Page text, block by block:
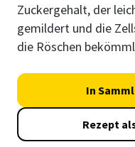
Zuckergehalt, der
gemildert und die
die Röschen
In
Rezept